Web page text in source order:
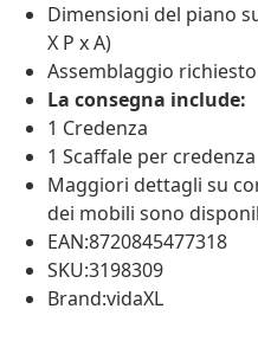
Dimensioni del piano
X P x A)
Assemblaggio
La consegna include:
1 Credenza
1 Scaffale per credenza
Maggiori dettagli su
dei mobili sono
EAN:8720845477318
SKU:3198309
Brand:vidaXL